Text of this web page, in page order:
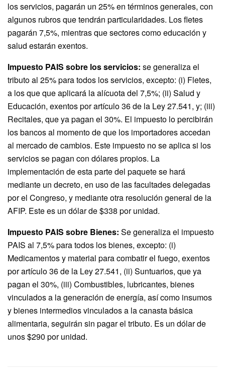
los servicios, pagarán un 25% en términos generales, con
algunos rubros que tendrán particularidades. Los fletes
pagarán 7,5%, mientras que sectores como educación y
salud estarán exentos.
Impuesto PAIS sobre los servicios: se generaliza el
tributo al 25% para todos los servicios, excepto: (i) Fletes,
a los que que aplicará la alícuota del 7,5%; (ii) Salud y
Educación, exentos por artículo 36 de la Ley 27.541, y; (iii)
Recitales, que ya pagan el 30%. El impuesto lo percibirán
los bancos al momento de que los importadores accedan
al mercado de cambios. Este impuesto no se aplica si los
servicios se pagan con dólares propios. La
implementación de esta parte del paquete se hará
mediante un decreto, en uso de las facultades delegadas
por el Congreso, y mediante otra resolución general de la
AFIP. Este es un dólar de $338 por unidad.
Impuesto PAIS sobre Bienes: Se generaliza el impuesto
PAIS al 7,5% para todos los bienes, excepto: (i)
Medicamentos y material para combatir el fuego, exentos
por artículo 36 de la Ley 27.541, (ii) Suntuarios, que ya
pagan el 30%, (iii) Combustibles, lubricantes, bienes
vinculados a la generación de energía, así como insumos
y bienes intermedios vinculados a la canasta básica
alimentaria, seguirán sin pagar el tributo. Es un dólar de
unos $290 por unidad.